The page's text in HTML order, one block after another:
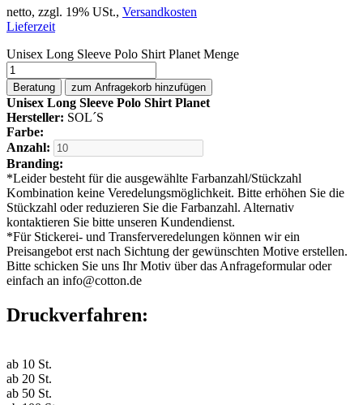
netto, zzgl. 19% USt., Versandkosten
Lieferzeit
Unisex Long Sleeve Polo Shirt Planet Menge
Beratung zum Anfragekorb hinzufügen
Unisex Long Sleeve Polo Shirt Planet
Hersteller: SOL´S
Farbe:
Anzahl:
Branding:
*Leider besteht für die ausgewählte Farbanzahl/Stückzahl
Kombination keine Veredelungsmöglichkeit. Bitte erhöhen Sie die
Stückzahl oder reduzieren Sie die Farbanzahl. Alternativ
kontaktieren Sie bitte unseren Kundendienst.
*Für Stickerei- und Transferveredelungen können wir ein
Preisangebot erst nach Sichtung der gewünschten Motive erstellen.
Bitte schicken Sie uns Ihr Motiv über das Anfrageformular oder
einfach an info@cotton.de
Druckverfahren:
ab 10 St.
ab 20 St.
ab 50 St.